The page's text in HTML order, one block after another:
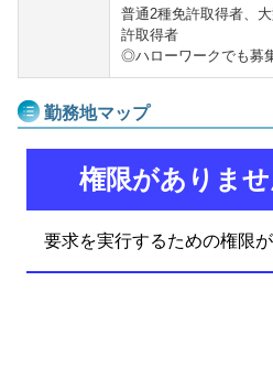
普通2種免許取得者、
許取得者
◎ハローワークでも募
勤務地マップ